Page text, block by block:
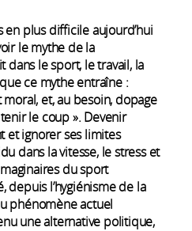
plus difficile aujourd’hui
le mythe de la
dans le sport, le travail, la
ce mythe entraîne :
et, au besoin, dopage
le coup ». Devenir
et ignorer ses limites
dans la vitesse, le stress et
du sport
depuis l’hygiénisme de la
phénomène actuel
une alternative politique,